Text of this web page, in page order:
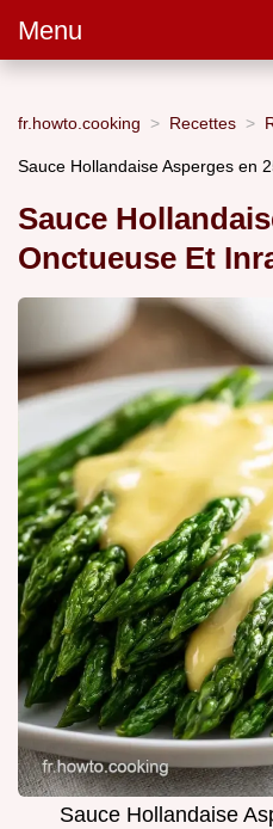
Menu
fr.howto.cooking Recettes
Sauce Hollandaise Asperges en
Sauce
Onctueuse Et
Sauce Hollandaise